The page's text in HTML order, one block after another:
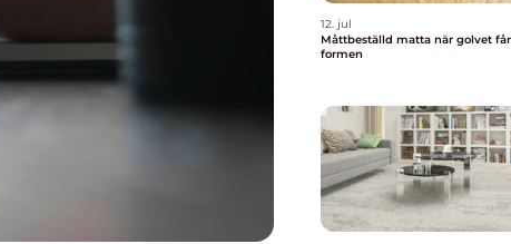
12. jul
Måttbeställd matta när golvet får styra
formen